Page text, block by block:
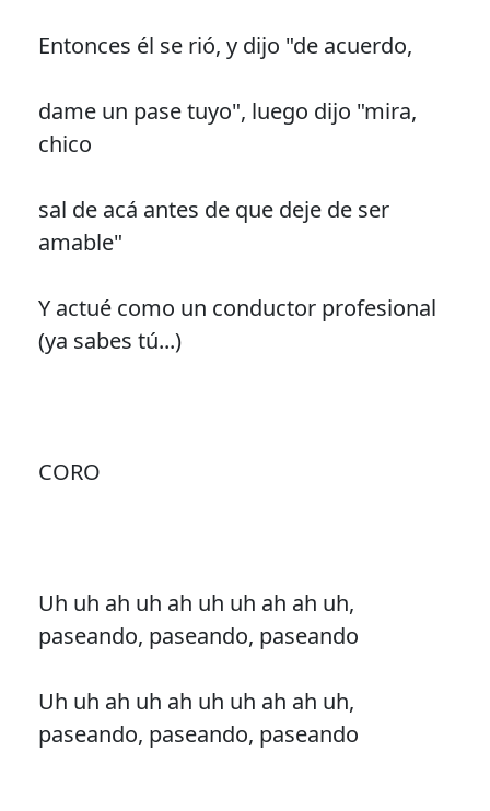
Entonces él se rió, y dijo "de acuerdo,
dame un pase tuyo", luego dijo "mira,
chico
sal de acá antes de que deje de ser
amable"
Y actué como un conductor profesional
(ya sabes tú...)
CORO
Uh uh ah uh ah uh uh ah ah uh,
paseando, paseando, paseando
Uh uh ah uh ah uh uh ah ah uh,
paseando, paseando, paseando